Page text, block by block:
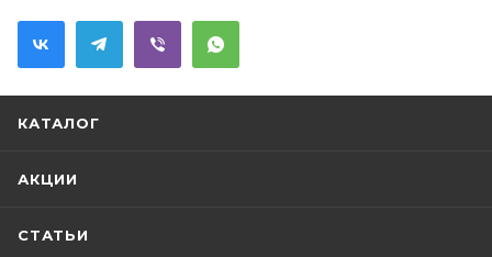
КАТАЛОГ
АКЦИИ
СТАТЬИ